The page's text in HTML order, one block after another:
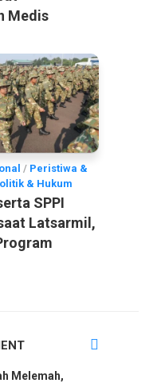
Medis
/ Peristiwa &
& Hukum
SPPI
Latsarmil,
Melemah,